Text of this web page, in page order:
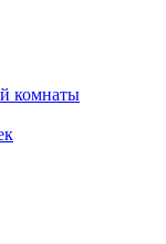
комнаты